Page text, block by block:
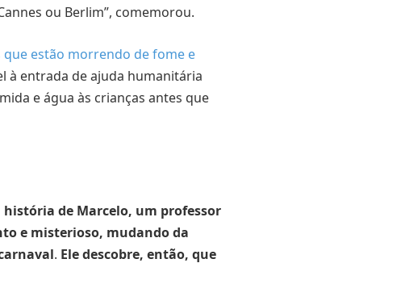
ou Berlim”, comemorou.
que estão morrendo de fome e
à entrada de ajuda humanitária
e água às crianças antes que
de Marcelo, um professor
e misterioso, mudando da
. Ele descobre, então, que